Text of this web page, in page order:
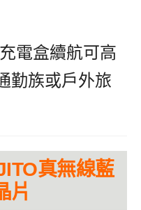
電盒續航可高
勤族或戶外旅
真無線藍
片